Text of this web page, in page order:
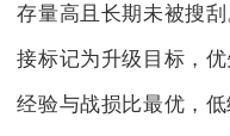
存量高且长期未被搜
接标记为升级目标，
经验与战损比最优，